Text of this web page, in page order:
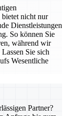
nicht nur
Dienstleistungen
So können Sie
während wir
Sie sich
Wesentliche
Partner?